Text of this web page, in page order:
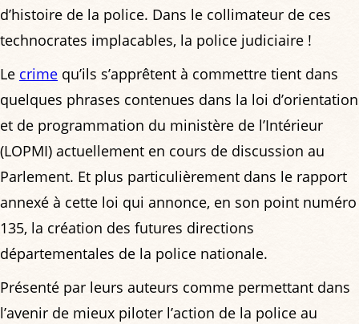
d’histoire de la police. Dans le collimateur de ces
technocrates implacables, la police judiciaire !
Le crime qu’ils s’apprêtent à commettre tient dans
quelques phrases contenues dans la loi d’orientation
et de programmation du ministère de l’Intérieur
(LOPMI) actuellement en cours de discussion au
Parlement. Et plus particulièrement dans le rapport
annexé à cette loi qui annonce, en son point numéro
135, la création des futures directions
départementales de la police nationale.
Présenté par leurs auteurs comme permettant dans
l’avenir de mieux piloter l’action de la police au